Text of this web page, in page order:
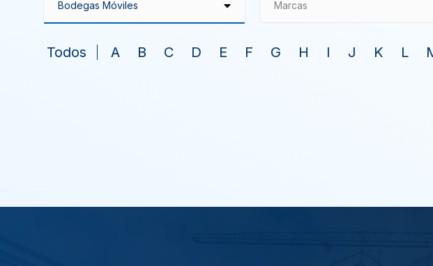
Marcas
Todos A B C D E F G H I J K L